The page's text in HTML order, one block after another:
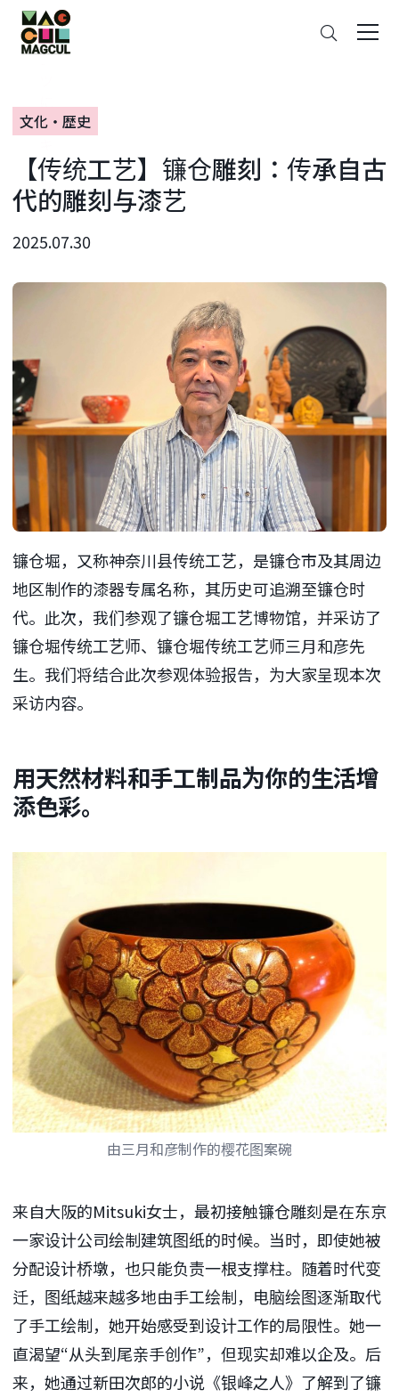
ン
テ
ン
に
ス
ッ
プ
文化・歴史
【传统工艺】镰仓雕刻：传承自古
代的雕刻与漆艺
2025.07.30
镰仓堀，又称神奈川县传统工艺，是镰仓市及其周边
地区制作的漆器专属名称，其历史可追溯至镰仓时
代。此次，我们参观了镰仓堀工艺博物馆，并采访了
镰仓堀传统工艺师、镰仓堀传统工艺师三月和彦先
生。我们将结合此次参观体验报告，为大家呈现本次
采访内容。
用天然材料和手工制品为你的生活增
添色彩。
由三月和彦制作的樱花图案碗
来自大阪的Mitsuki女士，最初接触镰仓雕刻是在东京
一家设计公司绘制建筑图纸的时候。当时，即使她被
分配设计桥墩，也只能负责一根支撑柱。随着时代变
迁，图纸越来越多地由手工绘制，电脑绘图逐渐取代
了手工绘制，她开始感受到设计工作的局限性。她一
直渴望“从头到尾亲手创作”，但现实却难以企及。后
来，她通过新田次郎的小说《银峰之人》了解到了镰